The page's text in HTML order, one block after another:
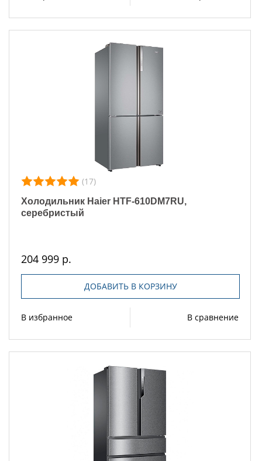
(17)
Холодильник Haier HTF-610DM7RU,
серебристый
204 999 р.
ДОБАВИТЬ В КОРЗИНУ
В избранное В сравнение